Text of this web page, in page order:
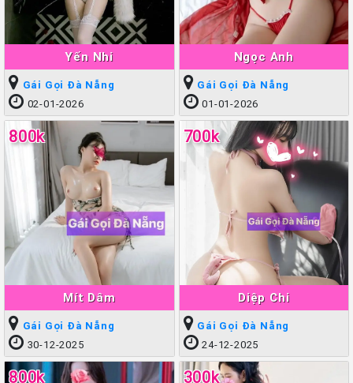
Yến Nhi
Gái Gọi Đà Nẵng
02-01-2026
Ngọc Anh
Gái Gọi Đà Nẵng
01-01-2026
Mít Dâm
800k
Gái Gọi Đà Nẵng
30-12-2025
Diệp Chi
700k
Gái Gọi Đà Nẵng
24-12-2025
800k 300k